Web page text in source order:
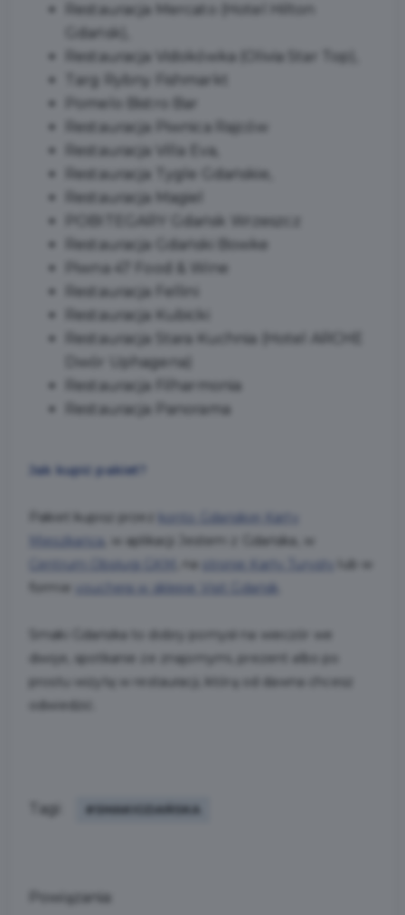
Restauracja Mercato (Hotel Hilton
Gdańsk),
Restauracja Vidokówka (Olivia Star Top),
Targ Rybny Fishmarkt
Pomelo Bistro Bar
Restauracja Piwnica Rajców
Restauracja Villa Eva,
Restauracja Tygle Gdańskie,
Restauracja Magiel
POBITEGARY Gdańsk Wrzeszcz
Restauracja Gdański Bowke
Piwna 47 Food & Wine
Restauracja Fellini
Restauracja Kubicki
Restauracja Stara Kuchnia (Hotel ARCHE
Dwór Uphagena)
Restauracja Filharmonia
Restauracja Panorama
Jak kupić pakiet?
Pakiet kupisz przez
konto Gdańskiej Karty
Mieszkańca
, w aplikacji Jestem z Gdańska, w
Centrum Obsługi GKM
, na stronie Karty Turysty
vouchera w sklepie Visit Gdańsk
Smaki Gdańska to dobry pomysł na wieczór we
dwoje, spotkanie ze znajomymi, prezent albo po
prostu wizytę w restauracji, którą od dawna chcesz
odwiedzić.
Tagi: #SMAKIGDAŃSKA
Powiązania: